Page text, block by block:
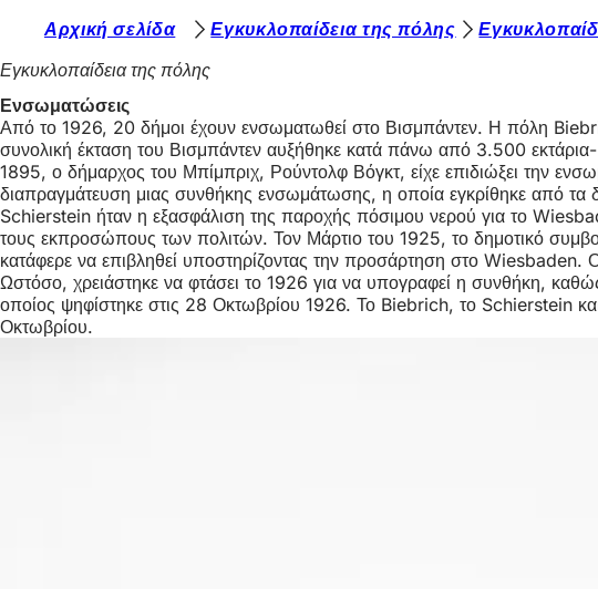
Μετάβαση στο περιεχόμενο
ρ
ί
σ
κ
ε
σ
τ
ε
ε
Αρχική σελίδα Εγκυκλοπαίδεια της πόλης
Εγκυκλοπαίδεια της πόλης
Ενσωματώσεις
Από το 1926, 20 δήμοι έχουν ενσωματωθεί στο Βισμπάντεν. Η πόλη
συνολική έκταση του Βισμπάντεν αυξήθηκε κατά πάνω από 3.500
1895, ο δήμαρχος του Μπίμπριχ, Ρούντολφ Βόγκτ, είχε επιδιώξει την
διαπραγμάτευση μιας συνθήκης ενσωμάτωσης, η οποία εγκρίθηκε από τα
Schierstein ήταν η εξασφάλιση της παροχής πόσιμου νερού για το
τους εκπροσώπους των πολιτών. Τον Μάρτιο του 1925, το δημοτικό
κατάφερε να επιβληθεί υποστηρίζοντας την προσάρτηση στο
Ωστόσο, χρειάστηκε να φτάσει το 1926 για να υπογραφεί η συνθήκη,
οποίος ψηφίστηκε στις 28 Οκτωβρίου 1926. Το Biebrich, το Schierstein
Οκτωβρίου.